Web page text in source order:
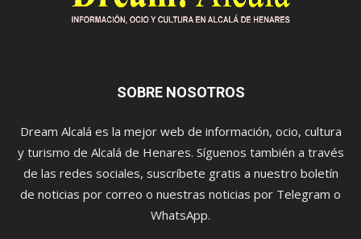
SOBRE NOSOTROS
Dream Alcalá es la mejor web de información, ocio, cultura
y turismo de Alcalá de Henares. Síguenos también a través
de las redes sociales, suscríbete gratis a nuestro boletín
de noticias por correo o nuestras noticias por Telegram o
WhatsApp.